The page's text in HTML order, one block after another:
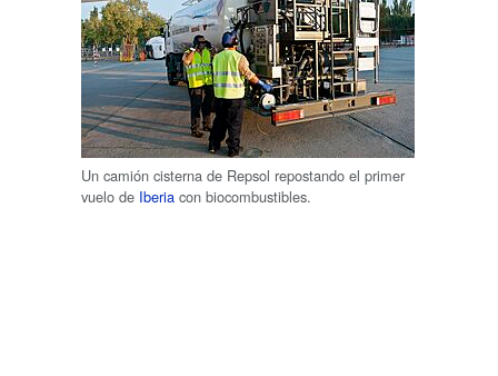
Un camión cisterna de Repsol repostando el primer
vuelo de Iberia con biocombustibles.